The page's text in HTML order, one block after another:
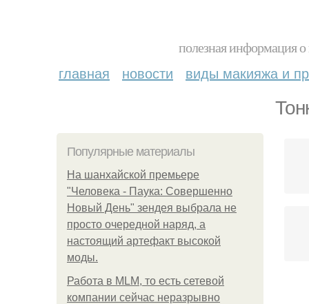
полезная информация
главная новости виды макияжа и
Популярные материалы
На шанхайской премьере
"Человека - Паука: Совершенно
Новый День" зендея выбрала не
просто очередной наряд, а
настоящий артефакт высокой
моды.
Работа в MLM, то есть сетевой
компании сейчас неразрывно